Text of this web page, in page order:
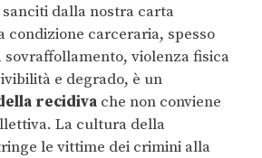
dalla nostra carta
condizione carceraria, spesso
violenza fisica
e degrado, è un
recidiva che non conviene
La cultura della
le vittime dei crimini alla